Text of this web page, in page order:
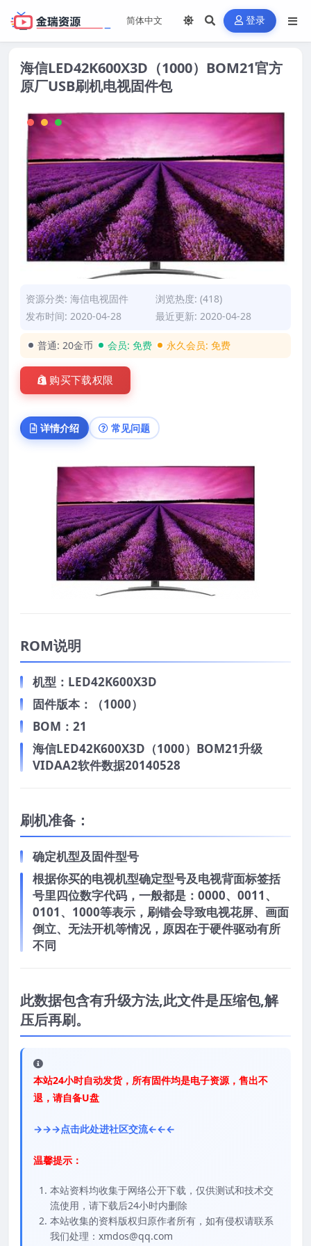
登录
海信LED42K600X3D（1000）BOM21官方
原厂USB刷机电视固件包
资源分类: 海信电视固件
浏览热度: (418)
发布时间: 2020-04-28
最近更新: 2020-04-28
普通: 20金币 会员: 免费 永久会员: 免费
购买下载权限
详情介绍 常见问题
ROM说明
机型：LED42K600X3D
固件版本：（1000）
BOM：21
海信LED42K600X3D（1000）BOM21升级
VIDAA2软件数据20140528
刷机准备：
确定机型及固件型号
根据你买的电视机型确定型号及电视背面标签括
号里四位数字代码，一般都是：0000、0011、
0101、1000等表示，刷错会导致电视花屏、画面
倒立、无法开机等情况，原因在于硬件驱动有所
不同
此数据包含有升级方法,此文件是压缩包,解
压后再刷。
本站24小时自动发货，所有固件均是电子资源，售出不
退，请自备U盘
→→→点击此处进社区交流←←←
温馨提示：
本站资料均收集于网络公开下载，仅供测试和技术交
流使用，请下载后24小时内删除
本站收集的资料版权归原作者所有，如有侵权请联系
我们处理：xmdos@qq.com